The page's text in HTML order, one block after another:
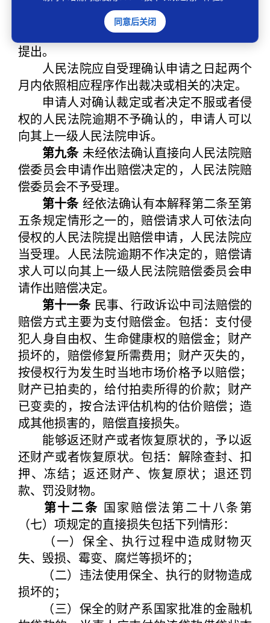
申请确认的，应当先向侵权的人民法院
提出。
人民法院应自受理确认申请之日起两个
月内依照相应程序作出裁决或相关的决定。
申请人对确认裁定或者决定不服或者侵
权的人民法院逾期不予确认的，申请人可以
向其上一级人民法院申诉。
第九条未经依法确认直接向人民法院赔
偿委员会申请作出赔偿决定的，人民法院赔
偿委员会不予受理。
第十条经依法确认有本解释第二条至第
五条规定情形之一的，赔偿请求人可依法向
侵权的人民法院提出赔偿申请，人民法院应
当受理。人民法院逾期不作决定的，赔偿请
求人可以向其上一级人民法院赔偿委员会申
请作出赔偿决定。
第十一条民事、行政诉讼中司法赔偿的
赔偿方式主要为支付赔偿金。包括：支付侵
犯人身自由权、生命健康权的赔偿金；财产
损坏的，赔偿修复所需费用；财产灭失的，
按侵权行为发生时当地市场价格予以赔偿；
财产已拍卖的，给付拍卖所得的价款；财产
已变卖的，按合法评估机构的估价赔偿；造
成其他损害的，赔偿直接损失。
能够返还财产或者恢复原状的，予以返
还财产或者恢复原状。包括：解除查封、扣
押、冻结；返还财产、恢复原状；退还罚
款、罚没财物。
第十二条 国家赔偿法第二十八条第
（七）项规定的直接损失包括下列情形：
（一）保全、执行过程中造成财物灭
失、毁损、霉变、腐烂等损坏的；
（二）违法使用保全、执行的财物造成
损坏的；
（三）保全的财产系国家批准的金融机
同意后关闭